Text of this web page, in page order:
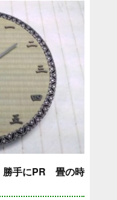
手にPR 畳の時